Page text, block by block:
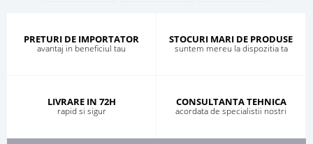
PRETURI DE IMPORTATOR
avantaj in beneficiul tau
STOCURI MARI DE PRODUSE
suntem mereu la dispozitia ta
LIVRARE IN 72H
rapid si sigur
CONSULTANTA TEHNICA
acordata de specialistii nostri